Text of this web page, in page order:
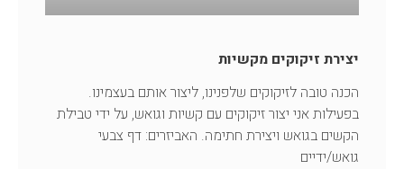
יצירת זיקוקים מקשיות
הכנה טובה לזיקוקים שלפנינו, ליצור אותם בעצמינו.
בפעילות אני יצור זיקוקים עם קשיות וגואש, על ידי טבילת
הקשים בגואש ויצירת חתימה. האביזרים: דף צבעי
גואש/ידיים